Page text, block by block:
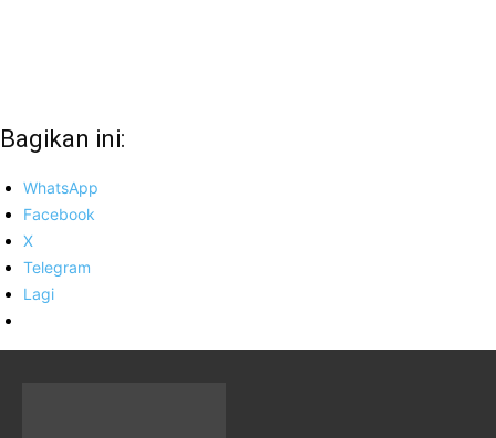
Bagikan ini:
WhatsApp
Facebook
X
Telegram
Lagi